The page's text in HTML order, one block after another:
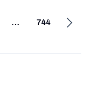
… 744